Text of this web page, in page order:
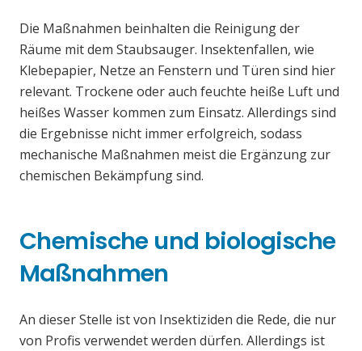
Die Maßnahmen beinhalten die Reinigung der
Räume mit dem Staubsauger. Insektenfallen, wie
Klebepapier, Netze an Fenstern und Türen sind hier
relevant. Trockene oder auch feuchte heiße Luft und
heißes Wasser kommen zum Einsatz. Allerdings sind
die Ergebnisse nicht immer erfolgreich, sodass
mechanische Maßnahmen meist die Ergänzung zur
chemischen Bekämpfung sind.
Chemische und biologische
Maßnahmen
An dieser Stelle ist von Insektiziden die Rede, die nur
von Profis verwendet werden dürfen. Allerdings ist